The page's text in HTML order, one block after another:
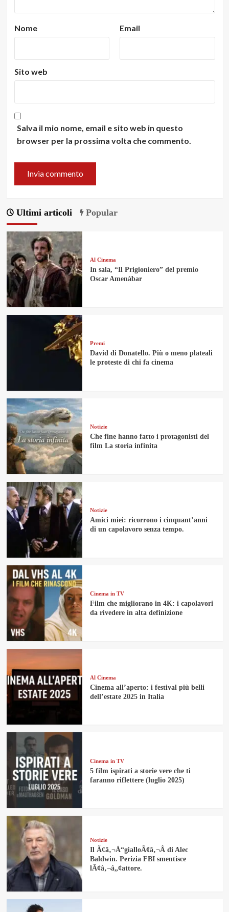
Nome Email
Sito web
Salva il mio nome, email e sito web in questo
browser per la prossima volta che commento.
Ultimi articoli Popular
Al Cinema
In sala, “Il Prigioniero” del premio
Oscar Amenàbar
Premi
David di Donatello. Più o meno plateali
le proteste di chi fa cinema
Notizie
Che fine hanno fatto i protagonisti del
film La storia infinita
Notizie
Amici miei: ricorrono i cinquant’anni
di un capolavoro senza tempo.
Cinema in TV
Film che migliorano in 4K: i capolavori
da rivedere in alta definizione
Al Cinema
Cinema all’aperto: i festival più belli
dell’estate 2025 in Italia
Cinema in TV
5 film ispirati a storie vere che ti
faranno riflettere (luglio 2025)
Notizie
Il Ã¢â‚¬Å“gialloÃ¢â‚¬Â di Alec
Baldwin. Perizia FBI smentisce
lÃ¢â‚¬â„¢attore.